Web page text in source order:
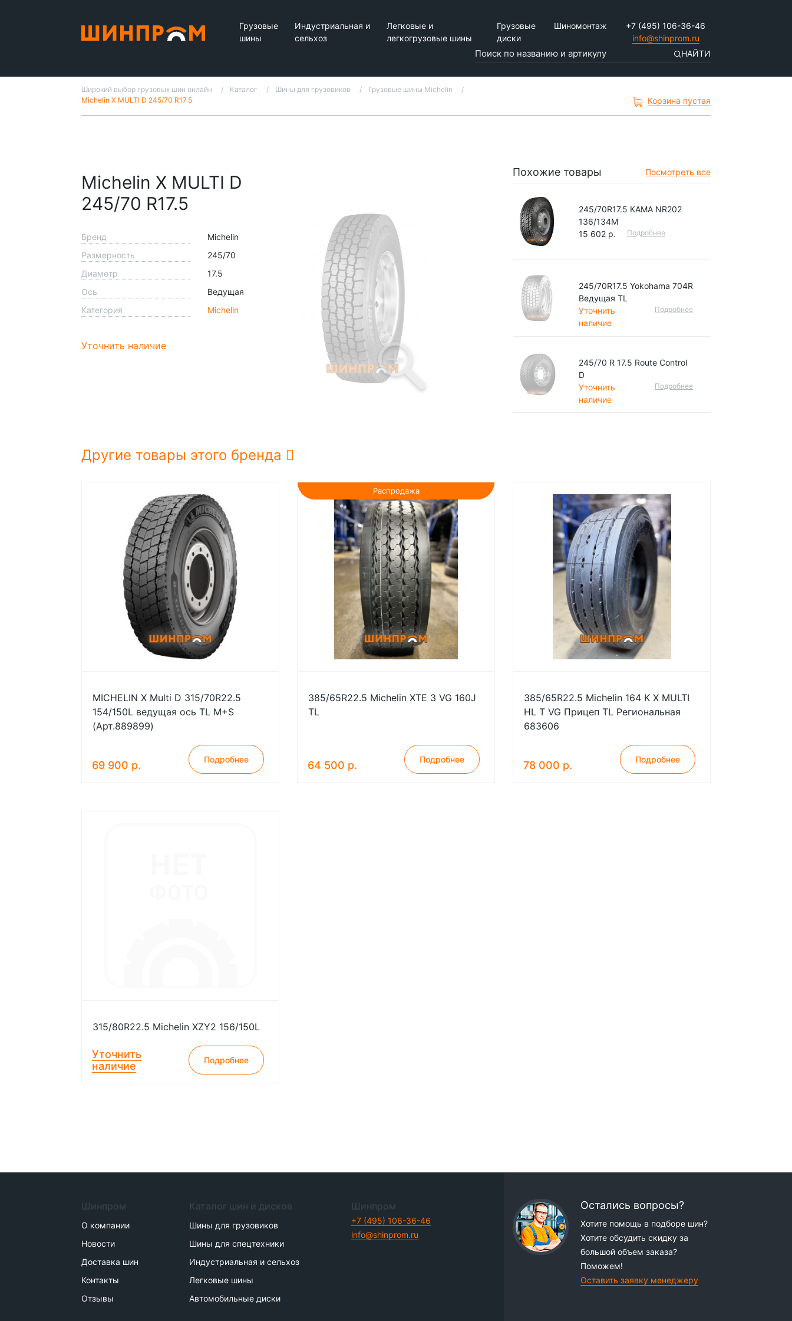
Грузовые
шины
Индустриальная и
сельхоз
Легковые и
легкогрузовые шины
Грузовые
диски
Шиномонтаж
+7 (495) 106-36-46
info@shinprom.ru
НАЙТИ
Широкий выбор грузовых шин онлайн Каталог Шины для грузовиков
Грузовые шины Michelin
Michelin X MULTI D 245/70 R17.5
Корзина пустая
Michelin X MULTI D
245/70 R17.5
Бренд
Michelin
Размерность
245/70
Диаметр
17.5
Ось
Ведущая
Категория
Michelin
Уточнить наличие
Похожие товары Посмотреть все
245/70R17.5 КАМА NR202
136/134M
15 602 р.
Подробнее
245/70R17.5 Yokohama 704R
Ведущая TL
Уточнить
наличие
Подробнее
245/70 R 17.5 Route Control
D
Уточнить
наличие
Подробнее
Другие товары этого бренда
MICHELIN X Multi D 315/70R22.5
154/150L ведущая ось TL M+S
(Арт.889899)
69 900 р. Подробнее
Распродажа
385/65R22.5 Michelin XTE 3 VG 160J
TL
64 500 р. Подробнее
385/65R22.5 Michelin 164 K X MULTI
HL T VG Прицеп TL Региональная
683606
78 000 р. Подробнее
315/80R22.5 Michelin XZY2 156/150L
Уточнить
наличие
Подробнее
Шинпром
О компании
Новости
Доставка шин
Контакты
Отзывы
Каталог шин и дисков
Шины для грузовиков
Шины для спецтехники
Индустриальная и сельхоз
Легковые шины
Автомобильные диски
Шинпром
+7 (495) 106-36-46
info@shinprom.ru
Остались вопросы?
Хотите помощь в подборе шин?
Хотите обсудить скидку за
большой объем заказа?
Поможем!
Оставить заявку менеджеру